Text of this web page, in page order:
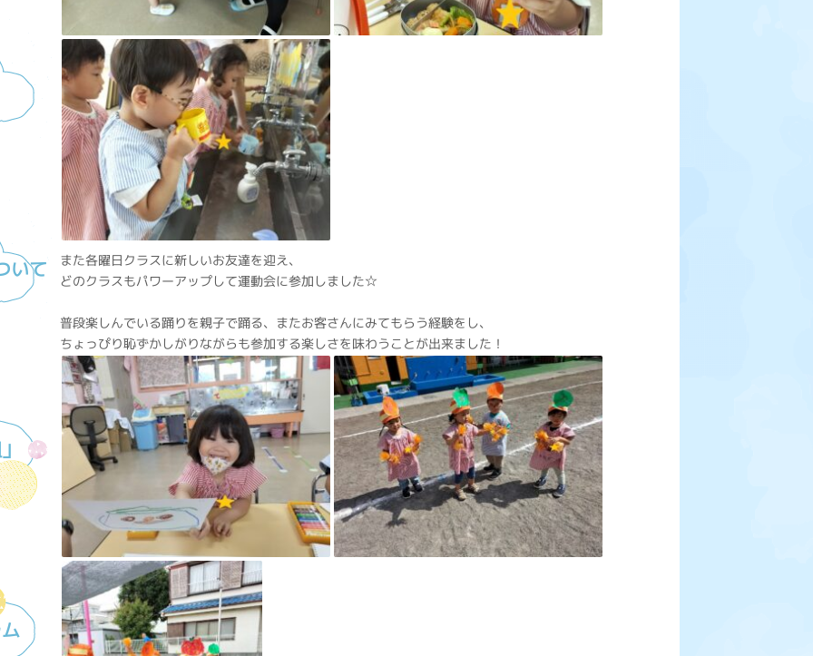
いて
また各曜日クラスに新しいお友達を迎え、
どのクラスもパワーアップして運動会に参加しました☆
普段楽しんでいる踊りを親子で踊る、またお客さんにみてもらう経験をし、
ちょっぴり恥ずかしがりながらも参加する楽しさを味わうことが出来ました！